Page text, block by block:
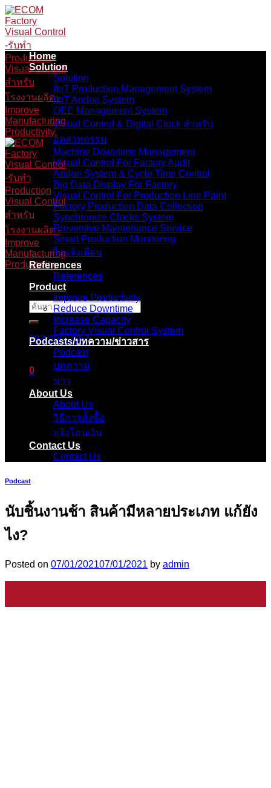
Skip
to
content
ค้นหา:
083-096-2657
0
ตะกร้าสินค้า
ไม่มีสินค้าในตะกร้า
Home
Solution
Solution
IIoT Production Management System
IIoT Andon System
OEE Management System
Visual Control & Digital Clock สำหรับ
อุตสาหกรรม
Machine Downtime Management
Visual Control For Factory Audit
Andon System & Cycle Time Control
Big Data Display For Factory
Visual Control For Production Line Paint
Factory Production Data Collection
Synchronize Clocks System
Preventive Maintenance Service
Smart Production Monitoring
ไก่แจ้งเตือน
References
References
Product
Improve Productivity
Reduce Downtime
Increase Capacity
Factory Visual Control System
Podcasts/บทความ/ข่าวสาร
Podcast
บทความ
ข่าว
About Us
About Us
วิธีการสั้งซื้อ
แจ้งโอนเงิน
Contact Us
Contact Us
Podcast
นับชิ้นงานช้า สินค้ามีหลายประเภท แก้ยัง
ไง?
Posted on 07/01/202107/01/2021 by admin